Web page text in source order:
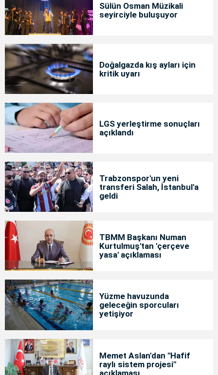
Sülün Osman Müzikali
seyirciyle buluşuyor
Doğalgazda kış ayları için
kritik uyarı
LGS yerleştirme sonuçları
açıklandı
Trabzonspor'un yeni
transferi Salah, İstanbul'a
geldi
TBMM Başkanı Numan
Kurtulmuş'tan 'çerçeve
yasa' açıklaması
Yüzme havuzunda
geleceğin sporcuları
yetişiyor
Memet Aslan'dan "Hafif
raylı sistem projesi"
açıklaması